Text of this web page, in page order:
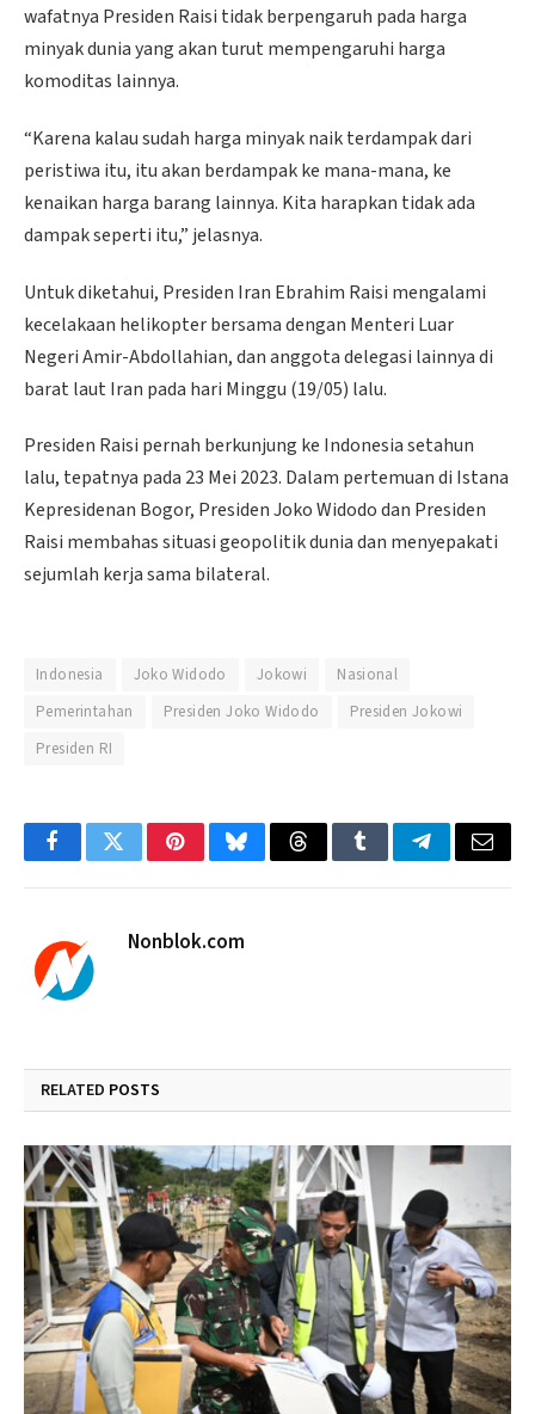
wafatnya Presiden Raisi tidak berpengaruh pada harga
minyak dunia yang akan turut mempengaruhi harga
komoditas lainnya.
“Karena kalau sudah harga minyak naik terdampak dari
peristiwa itu, itu akan berdampak ke mana-mana, ke
kenaikan harga barang lainnya. Kita harapkan tidak ada
dampak seperti itu,” jelasnya.
Untuk diketahui, Presiden Iran Ebrahim Raisi mengalami
kecelakaan helikopter bersama dengan Menteri Luar
Negeri Amir-Abdollahian, dan anggota delegasi lainnya di
barat laut Iran pada hari Minggu (19/05) lalu.
Presiden Raisi pernah berkunjung ke Indonesia setahun
lalu, tepatnya pada 23 Mei 2023. Dalam pertemuan di Istana
Kepresidenan Bogor, Presiden Joko Widodo dan Presiden
Raisi membahas situasi geopolitik dunia dan menyepakati
sejumlah kerja sama bilateral.
Indonesia Joko Widodo Jokowi
Nasional
Pemerintahan
Presiden Joko Widodo
Presiden Jokowi
Presiden RI
FacebookTwitterPinterestBlueskyThreadsTumblrTelegramEmail
Nonblok.com
RELATED POSTS